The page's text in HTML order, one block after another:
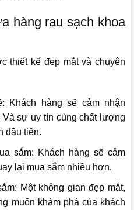
hàng rau sạch khoa
thiết kế đẹp mắt và chuyên
Khách hàng sẽ cảm nhận
sự uy tín cùng chất lượng
đầu tiên.
sắm: Khách hàng sẽ cảm
lại mua sắm nhiều hơn.
Một không gian đẹp mắt,
muốn khám phá của khách